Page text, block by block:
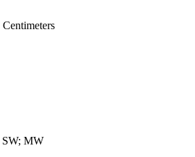
Centimeters
MW